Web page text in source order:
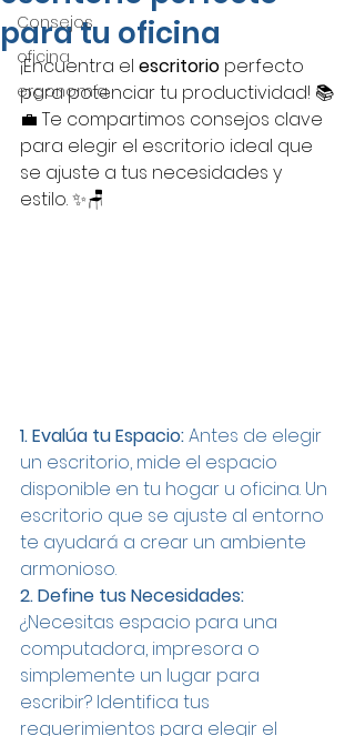
Consejos
oficina
ergonomía
para tu oficina
¡Encuentra el escritorio perfecto
para potenciar tu productividad! 📚
💼 Te compartimos consejos clave
para elegir el escritorio ideal que
se ajuste a tus necesidades y
estilo. ✨🪑
1. Evalúa tu Espacio: Antes de elegir
un escritorio, mide el espacio
disponible en tu hogar u oficina. Un
escritorio que se ajuste al entorno
te ayudará a crear un ambiente
armonioso.
2. Define tus Necesidades:
¿Necesitas espacio para una
computadora, impresora o
simplemente un lugar para
escribir? Identifica tus
requerimientos para elegir el